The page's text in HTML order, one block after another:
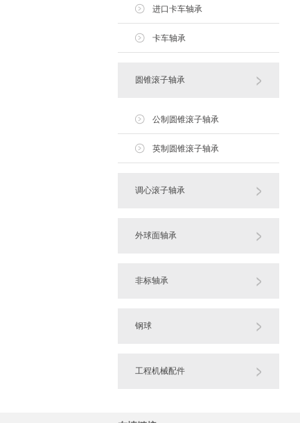
进口卡车轴承
卡车轴承
圆锥滚子轴承
公制圆锥滚子轴承
英制圆锥滚子轴承
调心滚子轴承
外球面轴承
非标轴承
钢球
工程机械配件